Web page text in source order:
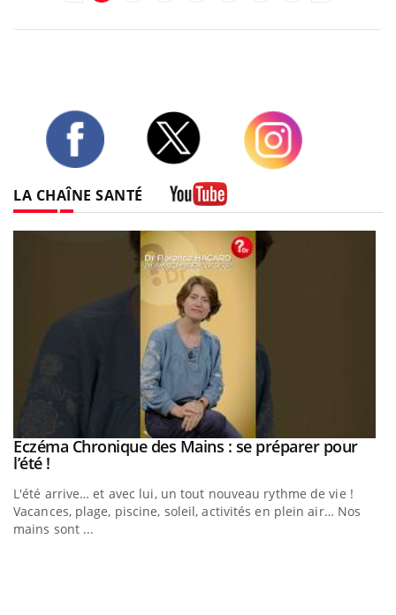
LA CHAÎNE SANTÉ
Youtube
Eczéma Chronique des Mains : se préparer pour
l’été !Youtube
L'été arrive… et avec lui, un tout nouveau rythme de vie !
Vacances, plage, piscine, soleil, activités en plein air… Nos
mains sont ...